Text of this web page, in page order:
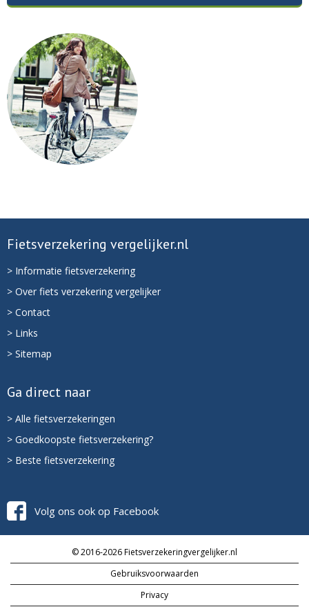
Fietsverzekering vergelijker.nl
> Informatie fietsverzekering
> Over fiets verzekering vergelijker
> Contact
> Links
> Sitemap
Ga direct naar
> Alle fietsverzekeringen
> Goedkoopste fietsverzekering?
> Beste fietsverzekering
Volg ons ook op Facebook
© 2016-2026 Fietsverzekeringvergelijker.nl
Gebruiksvoorwaarden
Privacy